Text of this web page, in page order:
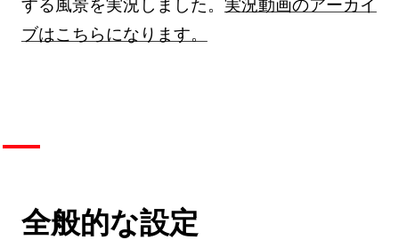
する風景を実況しました。 実況動画のアーカイ
ブはこちらになります。
全般的な設定